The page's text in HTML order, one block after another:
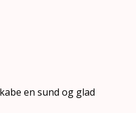
en sund og glad